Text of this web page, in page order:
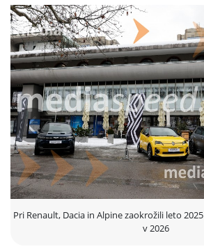
Udeleženci so se seznanili z novostmi, ki bodo
vizijo nadaljnjega razvoja mobilnosti. Dogodek
za vprašanja, pogovor in neposreden stik z
je nadaljeval v bolj sproščenem tonu s
druženjem. Neformalni del dogodka je
odnosov med predstavniki avtomobilske
Pri Renault, Dacia in Alpine zaokrožili leto
v 2026
Prejšnja